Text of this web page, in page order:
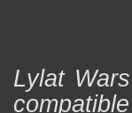
Lylat